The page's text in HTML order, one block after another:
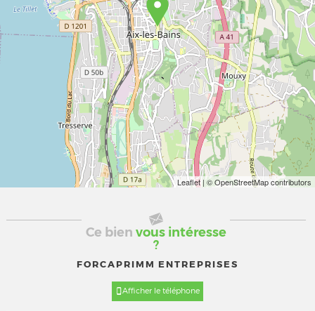
Leaflet | © OpenStreetMap contributors
Ce bien vous intéresse
?
FORCAPRIMM ENTREPRISES
Afficher le téléphone